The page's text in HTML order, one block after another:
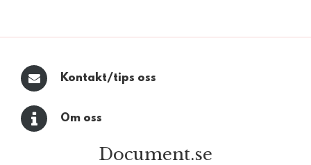
Kontakt/tips oss
Om oss
Document.se